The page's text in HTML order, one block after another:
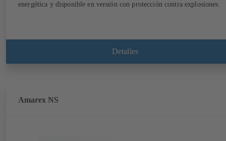
energética y disponible en versión con protección contra explosiones.
Detalles
Amarex NS